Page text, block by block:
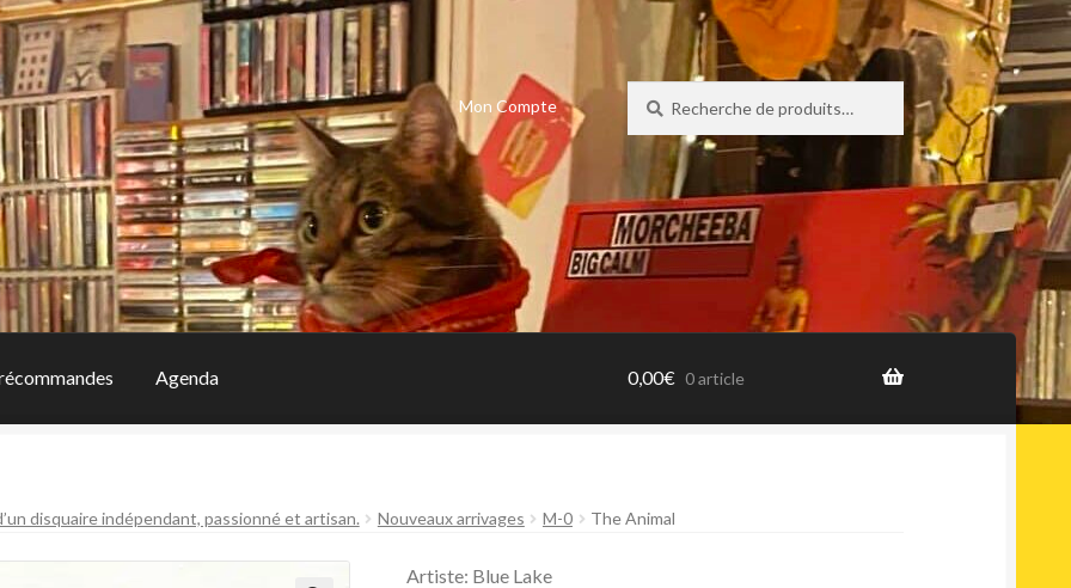
Mon Compte
pour :
Agenda 0,00€ 0 article
disquaire indépendant, passionné et artisan. Nouveaux arrivages M-0 The Animal
Artiste: Blue Lake